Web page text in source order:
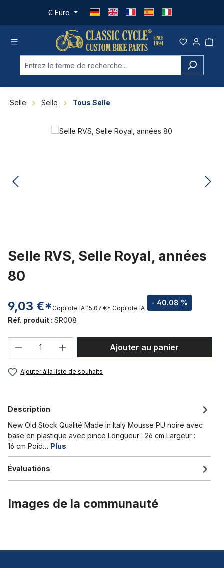
Passer au contenu principal
€ Euro
Selle Selle Tous Selle
Ignorer la galerie d'images
Selle RVS, Selle Royal, années
80
9,03 €* - 40.08 %
Copilote IA 15,07 €* Copilote IA
Réf. produit : SR008
Quantité de produit : Entrez la
Ajouter au panier
Ajouter à la liste de souhaits
Description
New Old Stock Qualité Made in Italy Mousse PU noire avec
base en plastique avec pince Longueur : 26 cm Largeur :
16 cm Poid… Plus
Évaluations
Images de la communauté